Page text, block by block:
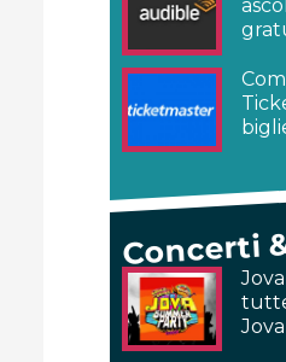
Concerti